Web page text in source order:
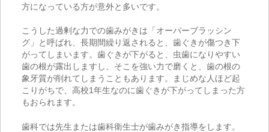
方になっている方が意外と多いです。
こうした過剰な力での歯みがきは「オーバーブラッシン
グ」と呼ばれ、長期間繰り返されると、歯ぐきが傷つき下
がってしまいます。歯ぐきが下がると、虫歯になりやすい
歯の根が露出しますし、そこを強い力で磨くと、歯の根の
象牙質が削れてしまうこともあります。まじめな人ほど起
こりがちで、高校1年生なのに歯ぐきが下がってしまった方
もおられます。
歯科では先生または歯科衛生士が歯みがき指導をします。